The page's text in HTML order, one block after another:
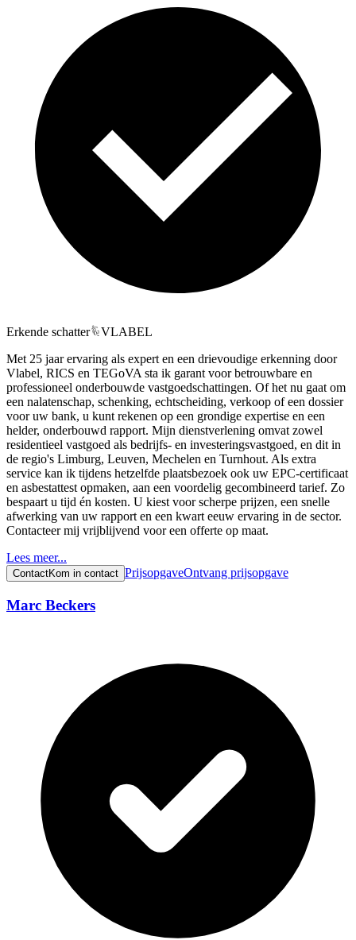
Erkende schatter
VLABEL
Met 25 jaar ervaring als expert en een drievoudige erkenning door
Vlabel, RICS en TEGoVA sta ik garant voor betrouwbare en
professioneel onderbouwde vastgoedschattingen. Of het nu gaat om
een nalatenschap, schenking, echtscheiding, verkoop of een dossier
voor uw bank, u kunt rekenen op een grondige expertise en een
helder, onderbouwd rapport. Mijn dienstverlening omvat zowel
residentieel vastgoed als bedrijfs- en investeringsvastgoed, en dit in
de regio's Limburg, Leuven, Mechelen en Turnhout. Als extra
service kan ik tijdens hetzelfde plaatsbezoek ook uw EPC-certificaat
en asbestattest opmaken, aan een voordelig gecombineerd tarief. Zo
bespaart u tijd én kosten. U kiest voor scherpe prijzen, een snelle
afwerking van uw rapport en een kwart eeuw ervaring in de sector.
Contacteer mij vrijblijvend voor een offerte op maat.
Lees meer...
ContactKom in contact PrijsopgaveOntvang prijsopgave
Marc Beckers